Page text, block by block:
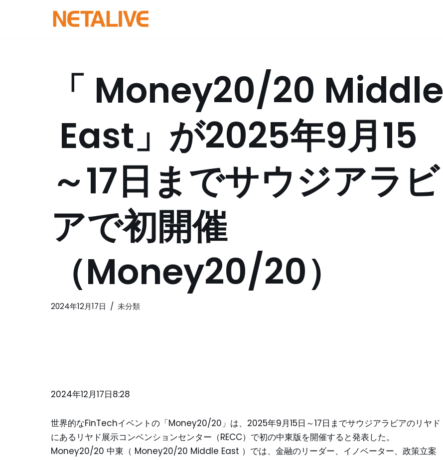
「 Money20/20 Middle
East」が2025年9月15
～17日までサウジアラビ
アで初開催
（Money20/20）
2024年12月17日 未分類
2024年12月17日8:28
世界的なFinTechイベントの「Money20/20」は、2025年9月15日～17日までサウジアラビアのリヤド
にあるリヤド展示コンベンションセンター（RECC）で初の中東版を開催すると発表した。
Money20/20 中東（ Money20/20 Middle East ）では、金融のリーダー、イノベーター、政策立案